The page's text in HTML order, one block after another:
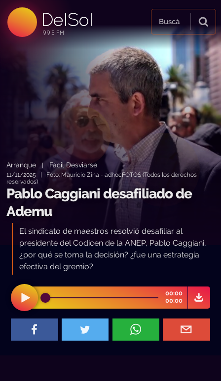
DelSol
99.5 FM
99.5 FM
99.5 FM
Buscá
Arranque | Facil Desviarse
11/11/2025 | Foto: Mauricio Zina - adhocFOTOS (Todos los derechos
reservados)
Pablo Caggiani desafiliado de
Ademu
El sindicato de maestros resolvió desafiliar al
presidente del Codicen de la ANEP, Pablo Caggiani,
¿por qué se toma la decisión? ¿fue una estrategia
efectiva del gremio?
00:00
00:00